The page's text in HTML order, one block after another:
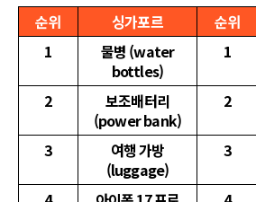
순위 싱가포르 순위
1
물병 (water
bottles)
1
2
보조배터리
(power bank)
2
3
여행 가방
(luggage)
3